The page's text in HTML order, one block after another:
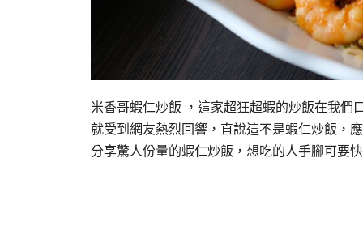
米香哥蝦仁炒飯 ，這家超狂超蝦的炒飯在我們
就受到網友熱烈回響，直說這不是蝦仁炒飯，
分享驚人份量的蝦仁炒飯，想吃的人手腳可要